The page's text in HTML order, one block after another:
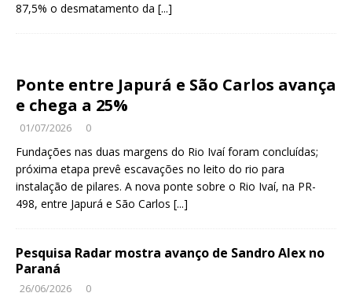
87,5% o desmatamento da [...]
Ponte entre Japurá e São Carlos avança
e chega a 25%
01/07/2026 0
Fundações nas duas margens do Rio Ivaí foram concluídas;
próxima etapa prevê escavações no leito do rio para
instalação de pilares. A nova ponte sobre o Rio Ivaí, na PR-
498, entre Japurá e São Carlos [...]
Pesquisa Radar mostra avanço de Sandro Alex no
Paraná
26/06/2026 0